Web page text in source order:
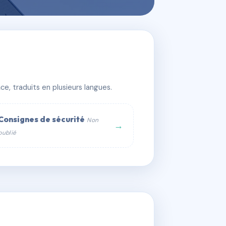
traduits en plusieurs langues.
de sécurité Non
→